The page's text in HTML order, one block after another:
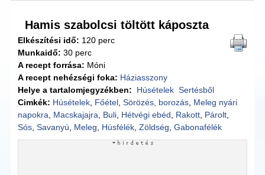
Hamis szabolcsi töltött káposzta
Elkészítési idő: 120 perc
Munkaidő: 30 perc
A recept forrása: Móni
A recept nehézségi foka: Háziasszony
Helye a tartalomjegyzékben:
Húsételek Sertésből
Cimkék: Húsételek Főétel ,Sörözés, borozás Meleg nyári
napokra
Macskajajra Buli Hétvégi ebéd Rakott Párolt
Sós ,Savanyú Meleg Húsfélék ,Zöldség ,Gabonafélék